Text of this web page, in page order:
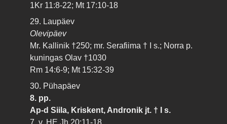
1Kr 11:8-22; Mt 17:10-18
29. Laupäev
Olevipäev
Mr. Kallinik †250; mr. Serafiima † I s.; Norra p.
kuningas Olav †1030
Rm 14:6-9; Mt 15:32-39
30. Pühapäev
8. pp.
Ap-d Siila, Kriskent, Andronik jt. † I s.
7. v. HE Jh 20:11-18